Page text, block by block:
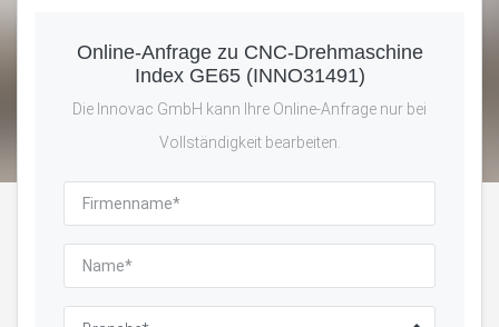
Online-Anfrage zu CNC-Drehmaschine
Index GE65 (INNO31491)
Die Innovac GmbH kann Ihre Online-Anfrage nur bei
Vollständigkeit bearbeiten.